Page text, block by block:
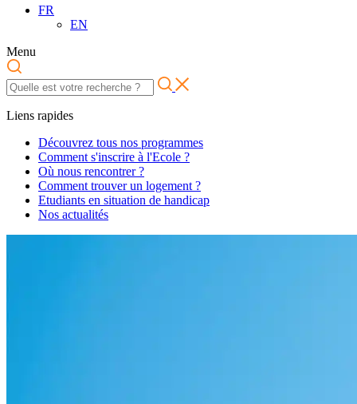
FR
EN
Menu
Liens rapides
Découvrez tous nos programmes
Comment s'inscrire à l'Ecole ?
Où nous rencontrer ?
Comment trouver un logement ?
Etudiants en situation de handicap
Nos actualités